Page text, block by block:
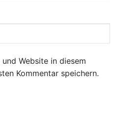
Website in diesem
Kommentar speichern.